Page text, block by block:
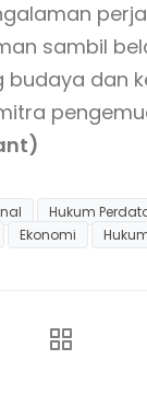
sambil
budaya dan
Hukum
Ekonomi